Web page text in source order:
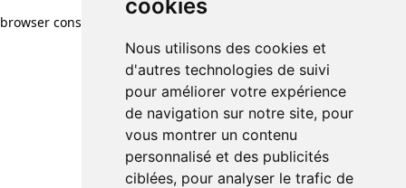
cookies
Nous utilisons des cookies et
d'autres technologies de suivi
pour améliorer votre expérience
de navigation sur notre site, pour
vous montrer un contenu
personnalisé et des publicités
ciblées, pour analyser le trafic de
browser console for more information)